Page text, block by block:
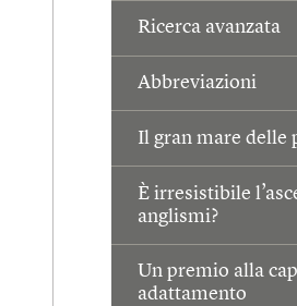
Ricerca avanzata
Abbreviazioni
Il gran mare delle
È irresistibile
anglismi?
Un premio alla
adattamento